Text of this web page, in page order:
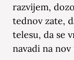
razvijem,
tednov zate,
telesu, da se
navadi na